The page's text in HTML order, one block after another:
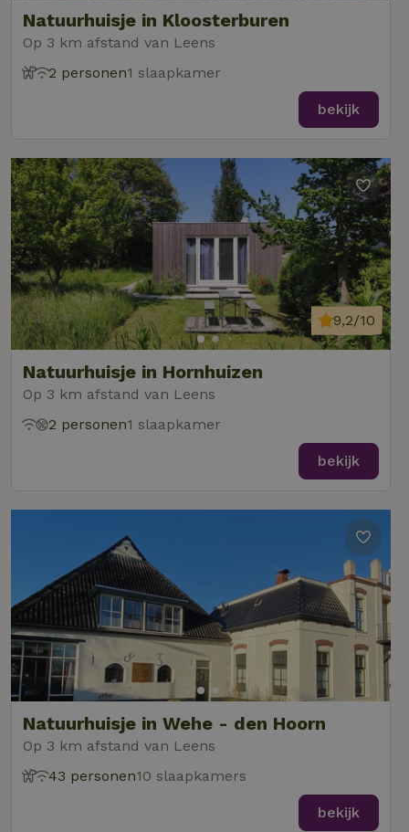
Natuurhuisje in Kloosterburen
Op 3 km afstand van Leens
2 personen1 slaapkamer
bekijk
Natuurhuisje in Hornhuizen
Op 3 km afstand van Leens
9,2/10
2 personen1 slaapkamer
bekijk
Natuurhuisje in Wehe - den Hoorn
Op 3 km afstand van Leens
43 personen10 slaapkamers
bekijk